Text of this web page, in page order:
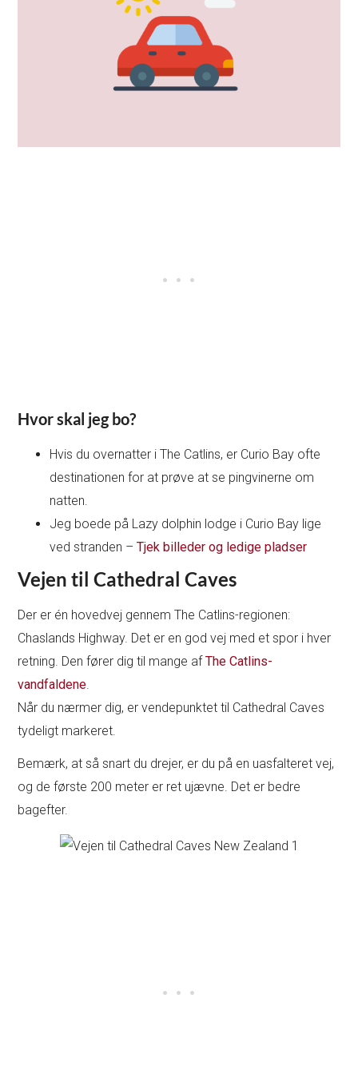
Hvor skal jeg bo?
Hvis du overnatter i The Catlins, er Curio Bay ofte
destinationen for at prøve at se pingvinerne om
natten.
Jeg boede på Lazy dolphin lodge i Curio Bay lige
ved stranden –Tjek billeder og ledige pladser
Vejen til Cathedral Caves
Der er én hovedvej gennem The Catlins-regionen:
Chaslands Highway. Det er en god vej med et spor i hver
retning. Den fører dig til mange afThe Catlins-
vandfaldene.
Når du nærmer dig, er vendepunktet til Cathedral Caves
tydeligt markeret.
Bemærk, at så snart du drejer, er du på en uasfalteret vej,
og de første 200 meter er ret ujævne. Det er bedre
bagefter.